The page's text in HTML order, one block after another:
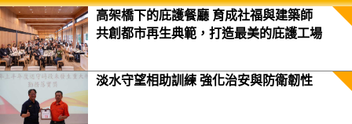
高架橋下的庇護餐廳 育成社福與建築師
共創都市再生典範，打造最美的庇護工場
淡水守望相助訓練 強化治安與防衛韌性